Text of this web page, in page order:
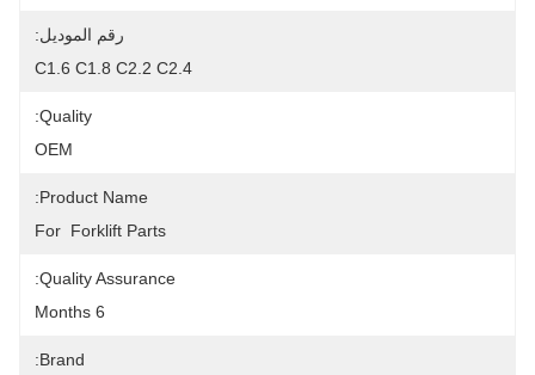
رقم الموديل:
C1.6 C1.8 C2.2 C2.4
Quality:
OEM
Product Name:
For  Forklift Parts
Quality Assurance:
6 Months
Brand: